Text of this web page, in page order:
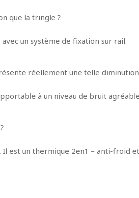
que la tringle ?
un système de fixation sur rail.
réellement une telle
à un niveau de bruit
est un thermique 2en1 – anti-froid